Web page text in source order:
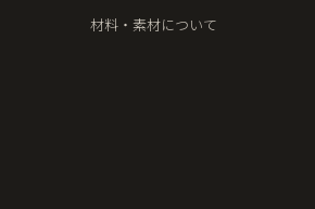
材料・素材について